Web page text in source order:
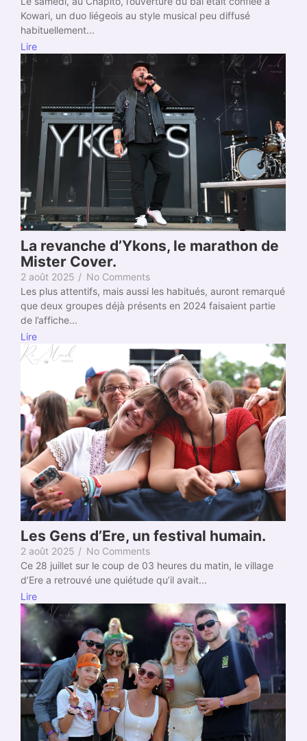
Kowari, un duo liégeois au style musical peu diffusé
habituellement...
Lire
La revanche d’Ykons, le marathon de
Mister Cover.
2 août 2025 / No Comments
Les plus attentifs, mais aussi les habitués, auront remarqué
que deux groupes déjà présents en 2024 faisaient partie
de l’affiche...
Lire
Les Gens d’Ere, un festival humain.
2 août 2025 / No Comments
Ce 28 juillet sur le coup de 03 heures du matin, le village
d’Ere a retrouvé une quiétude qu’il avait...
Lire